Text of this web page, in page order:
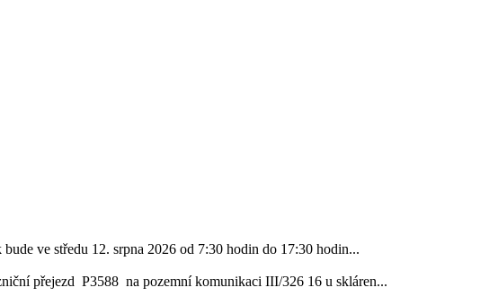
ve středu 12. srpna 2026 od 7:30 hodin do 17:30 hodin...
přejezd P3588 na pozemní komunikaci III/326 16 u skláren...